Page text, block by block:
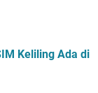
Keliling Ada di